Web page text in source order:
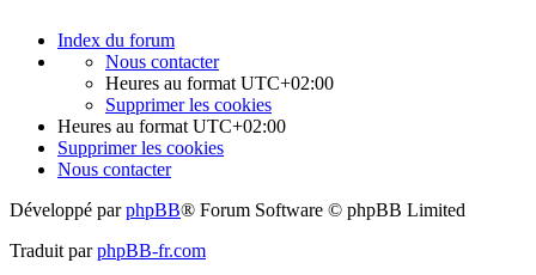
Index du forum
Nous contacter
Heures au format UTC+02:00
Supprimer les cookies
Heures au format UTC+02:00
Supprimer les cookies
Nous contacter
Développé parphpBB® Forum Software © phpBB Limited
Traduit parphpBB-fr.com